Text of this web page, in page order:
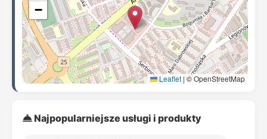
−
Leaflet | © OpenStreetMap
Najpopularniejsze usługi i produkty